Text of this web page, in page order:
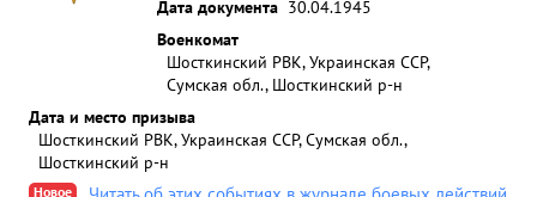
Дата документа 30.04.1945
Военкомат
Шосткинский РВК, Украинская ССР,
Сумская обл., Шосткинский р-н
Дата и место призыва
Шосткинский РВК, Украинская ССР, Сумская обл.,
Шосткинский р-н
Новое